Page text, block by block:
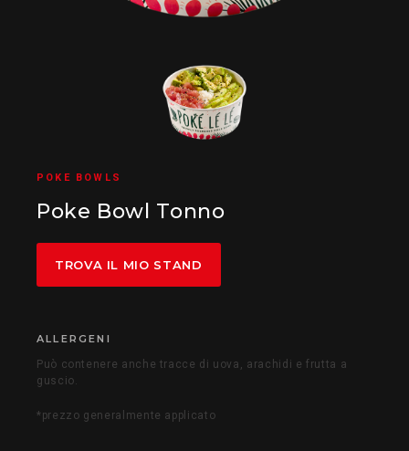
POKE BOWLS
Poke Bowl Tonno
TROVA IL MIO STAND
ALLERGENI
Può contenere anche tracce di uova, arachidi e frutta a
guscio.
*prezzo generalmente applicato